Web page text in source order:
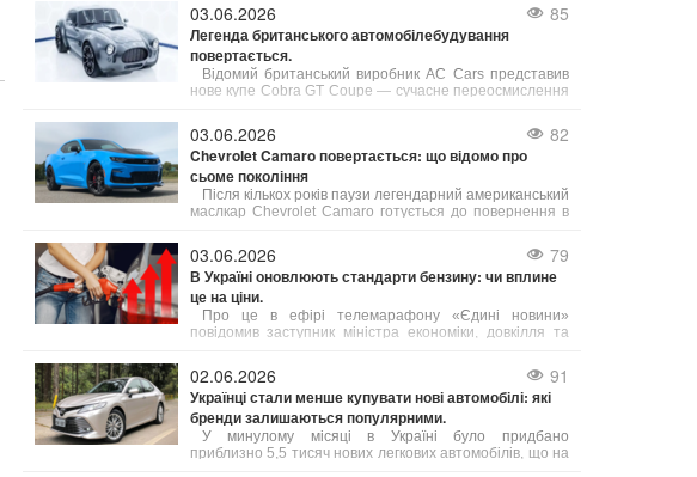
03.06.2026 85
Легенда британського автомобілебудування
повертається.
Відомий британський виробник AC Cars представив
нове купе Cobra GT Coupe — сучасне переосмислення
03.06.2026 82
Chevrolet Camaro повертається: що відомо про
сьоме покоління
Після кількох років паузи легендарний американський
маслкар Chevrolet Camaro готується до повернення в
General Motors, компанія активно розробляє сьоме
покоління культового спорткара.
03.06.2026 79
В Україні оновлюють стандарти бензину: чи вплине
це на ціни.
Про це в ефірі телемарафону «Єдині новини»
повідомив заступник міністра економіки, довкілля та
02.06.2026 91
Українці стали менше купувати нові автомобілі: які
бренди залишаються популярними.
У минулому місяці в Україні було придбано
приблизно 5,5 тисяч нових легкових автомобілів, що на